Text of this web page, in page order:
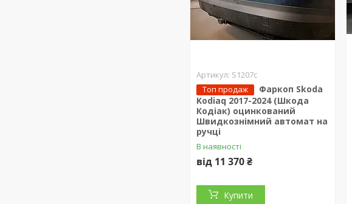
S1207c
Топ продаж
Фаркоп Skoda
Kodiaq 2017-2024 (Шкода
Кодіак) оцинкований
Швидкознімний автомат на
ручці
В наявності
від 11 370 ₴
Купити